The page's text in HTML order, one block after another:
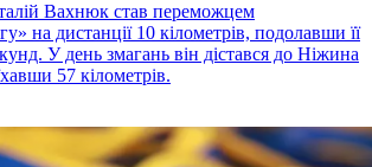
Вахнюк став переможцем
на дистанції 10 кілометрів, подолавши її
У день змагань він дістався до Ніжина
57 кілометрів.